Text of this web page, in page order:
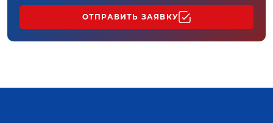
ОТПРАВИТЬ ЗАЯВКУ